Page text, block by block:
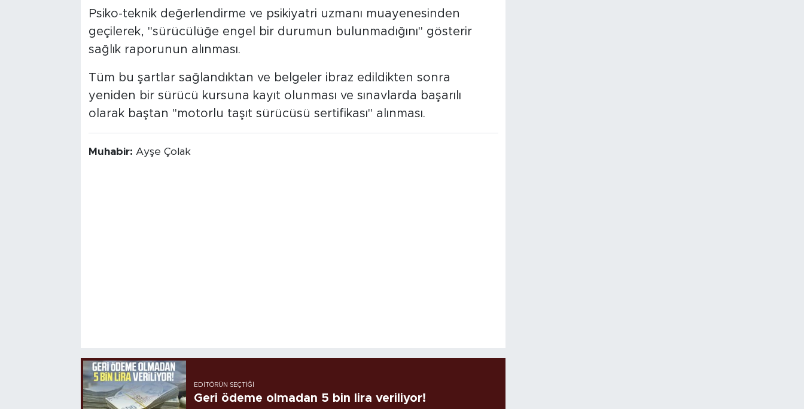
Psiko-teknik değerlendirme ve psikiyatri uzmanı muayenesinden
geçilerek, "sürücülüğe engel bir durumun bulunmadığını" gösterir
sağlık raporunun alınması.
Tüm bu şartlar sağlandıktan ve belgeler ibraz edildikten sonra
yeniden bir sürücü kursuna kayıt olunması ve sınavlarda başarılı
olarak baştan "motorlu taşıt sürücüsü sertifikası" alınması.
Muhabir: Ayşe Çolak
EDITÖRÜN SEÇTIĞI
Geri ödeme olmadan 5 bin lira veriliyor!